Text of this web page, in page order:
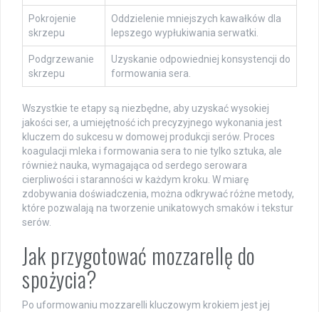
Pokrojenie
skrzepu
Oddzielenie mniejszych kawałków dla
lepszego wypłukiwania serwatki.
Podgrzewanie
skrzepu
Uzyskanie odpowiedniej konsystencji do
formowania sera.
Wszystkie te etapy są niezbędne, aby uzyskać wysokiej
jakości ser, a umiejętność ich precyzyjnego wykonania jest
kluczem do sukcesu w domowej produkcji serów. Proces
koagulacji mleka i formowania sera to nie tylko sztuka, ale
również nauka, wymagająca od serdego serowara
cierpliwości i staranności w każdym kroku. W miarę
zdobywania doświadczenia, można odkrywać różne metody,
które pozwalają na tworzenie unikatowych smaków i tekstur
serów.
Jak przygotować mozzarellę do
spożycia?
Po uformowaniu mozzarelli kluczowym krokiem jest jej